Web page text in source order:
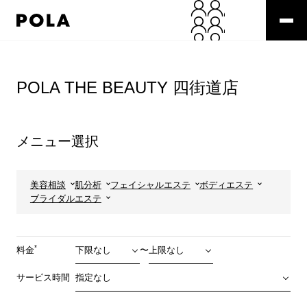
POLA THE BEAUTY 四街道店
メニュー選択
美容相談 肌分析 フェイシャルエステ
ボディエステ
ブライダルエステ
料金* 〜
サービス時間